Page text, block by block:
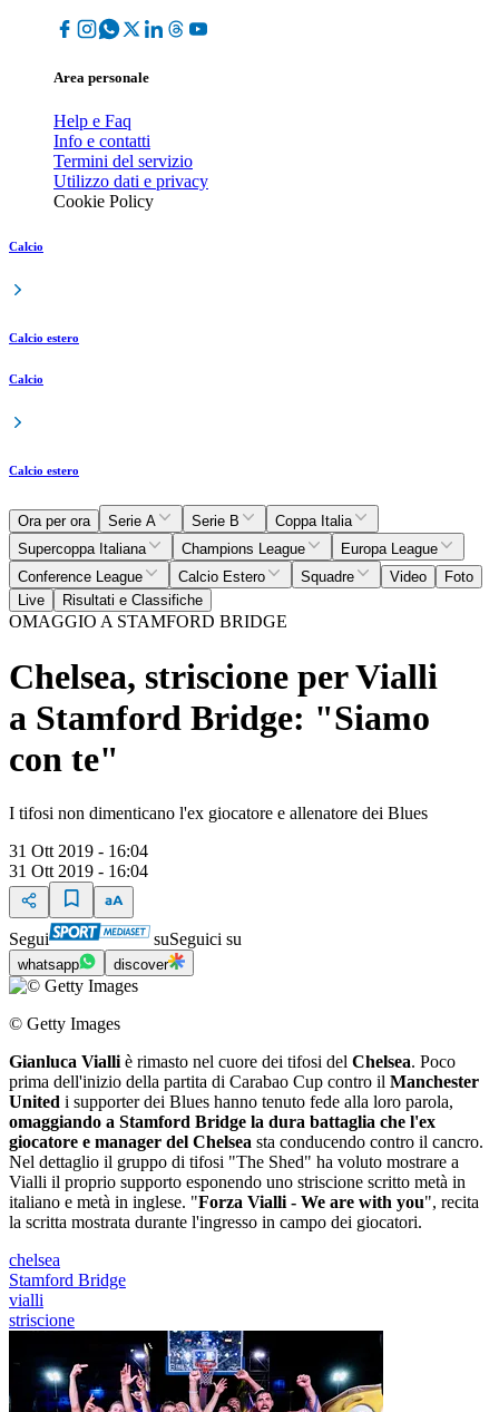
Area personale
Help e Faq
Info e contatti
Termini del servizio
Utilizzo dati e privacy
Cookie Policy
Calcio
Calcio estero
Calcio
Calcio estero
Ora per ora Serie A Serie B
Coppa Italia
Supercoppa Italiana
Champions League
Europa League
Conference League
Calcio Estero Squadre Video
Foto
Live
Risultati e Classifiche
OMAGGIO A STAMFORD BRIDGE
Chelsea, striscione per Vialli
a Stamford Bridge: "Siamo
con te"
I tifosi non dimenticano l'ex giocatore e allenatore dei Blues
31 Ott 2019 - 16:04
31 Ott 2019 - 16:04
Segui suSeguici su
whatsapp discover
© Getty Images
Gianluca Vialli è rimasto nel cuore dei tifosi del Chelsea. Poco
prima dell'inizio della partita di Carabao Cup contro il Manchester
United i supporter dei Blues hanno tenuto fede alla loro parola,
omaggiando a Stamford Bridge la dura battaglia che l'ex
giocatore e manager del Chelsea sta conducendo contro il cancro.
Nel dettaglio il gruppo di tifosi "The Shed" ha voluto mostrare a
Vialli il proprio supporto esponendo uno striscione scritto metà in
italiano e metà in inglese. "Forza Vialli - We are with you", recita
la scritta mostrata durante l'ingresso in campo dei giocatori.
chelsea
Stamford Bridge
vialli
striscione